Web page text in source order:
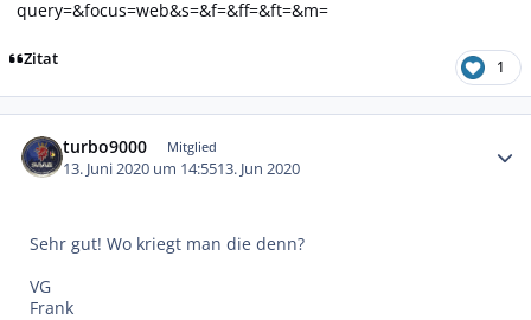
query=&focus=web&s=&f=&ff=&ft=&m=
Zitat 1
turbo9000 Mitglied
13. Juni 2020 um 14:5513. Jun 2020
Sehr gut! Wo kriegt man die denn?
VG
Frank